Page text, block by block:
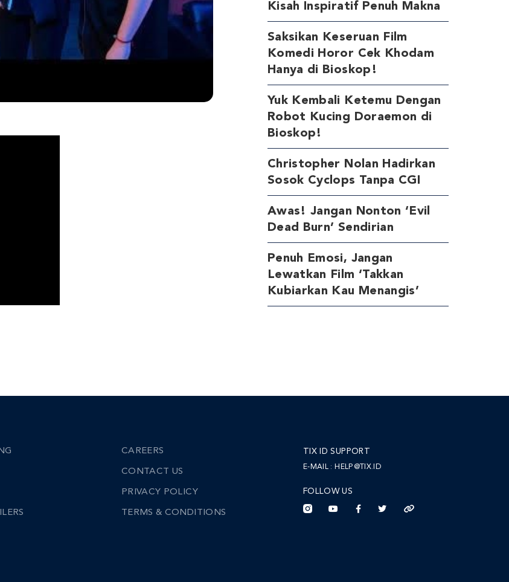
Kisah Inspiratif Penuh Makna
Saksikan Keseruan Film
Komedi Horor Cek Khodam
Hanya di Bioskop!
Yuk Kembali Ketemu Dengan
Robot Kucing Doraemon di
Bioskop!
Christopher Nolan Hadirkan
Sosok Cyclops Tanpa CGI
Awas! Jangan Nonton ‘Evil
Dead Burn’ Sendirian
Penuh Emosi, Jangan
Lewatkan Film ‘Takkan
Kubiarkan Kau Menangis’
CAREERS
CONTACT US
PRIVACY POLICY
TERMS & CONDITIONS
TIX ID SUPPORT
E-MAIL : HELP@TIX.ID
FOLLOW US